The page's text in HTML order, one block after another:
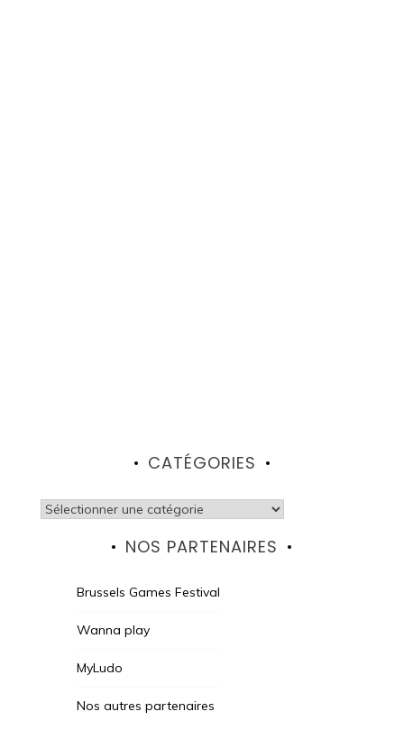
CATÉGORIES
Catégories
NOS PARTENAIRES
Brussels Games Festival
Wanna play
MyLudo
Nos autres partenaires